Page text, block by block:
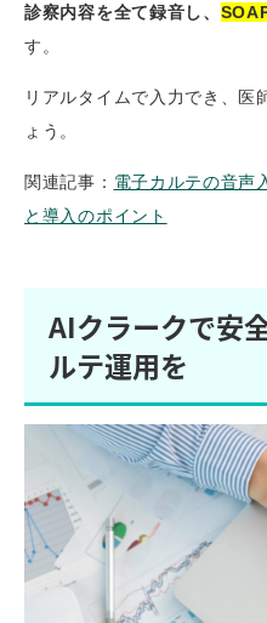
診察内容を全て録音し、
す。
リアルタイムで入力でき、医
ょう。
関連記事： 電子カルテの音声
と導入のポイント
AIクラークで安
ルテ運用を